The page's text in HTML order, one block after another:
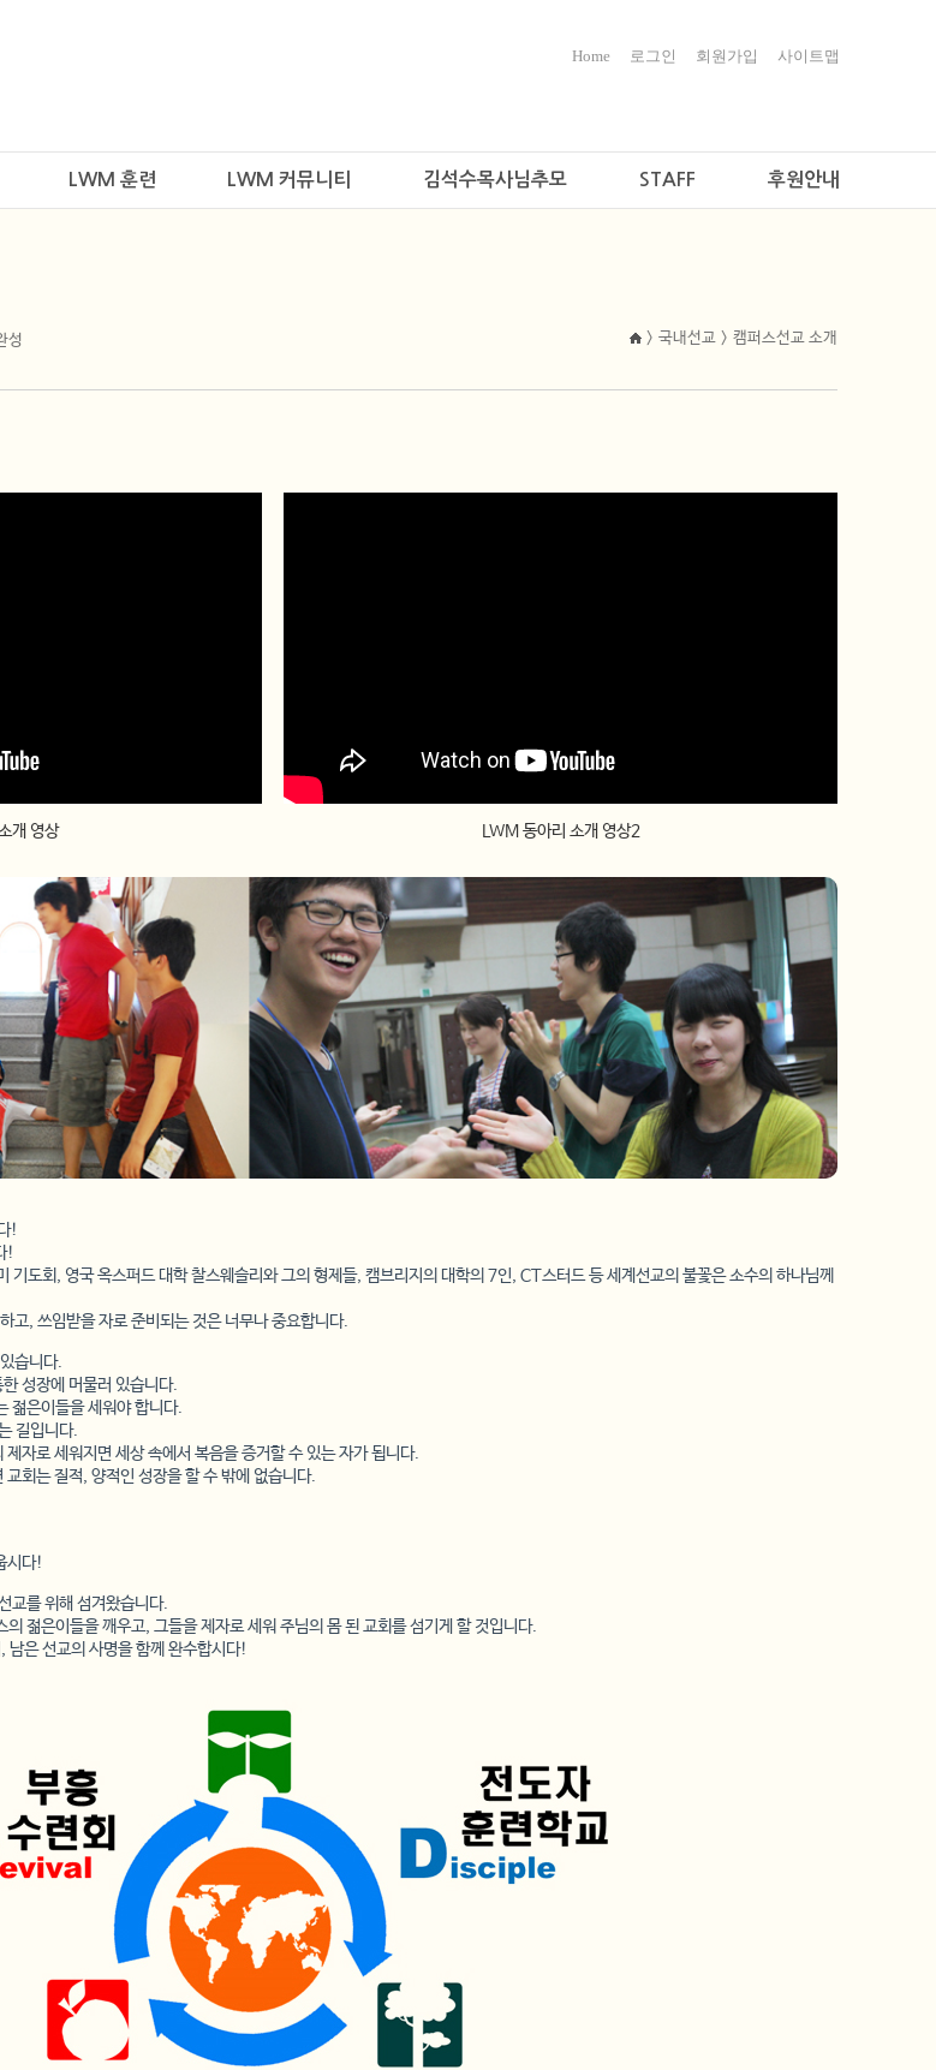
Home 로그인 회원가입 사이트맵
LWM 훈련 LWM 커뮤니티 김석수목사님추모 STAFF 후원안내
성 > 국내선교 > 캠퍼스선교 소개
개 영상 LWM 동아리 소개 영상2
!
!
도회, 영국 옥스퍼드 대학 찰스웨슬리와 그의 형제들, 캠브리지의 대학의 7인, CT스터드 등 세계선교의 불꽃은 소수의 하나님께
고, 쓰임받을 자로 준비되는 것은 너무나 중요합니다.
습니다.
성장에 머물러 있습니다.
젊은이들을 세워야 합니다.
길입니다.
자로 세워지면 세상 속에서 복음을 증거할 수 있는 자가 됩니다.
회는 질적, 양적인 성장을 할 수 밖에 없습니다.
시다!
교를 위해 섬겨왔습니다.
의 젊은이들을 깨우고, 그들을 제자로 세워 주님의 몸 된 교회를 섬기게 할 것입니다.
은 선교의 사명을 함께 완수합시다!